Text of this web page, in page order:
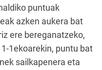
puntuak
azken aukera bat
ere bereganatzeko,
1ekoarekin, puntu bat
sailkapenera eta